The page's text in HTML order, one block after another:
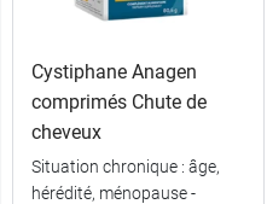
Cystiphane Anagen
comprimés Chute de
cheveux
Situation chronique : âge,
hérédité, ménopause -